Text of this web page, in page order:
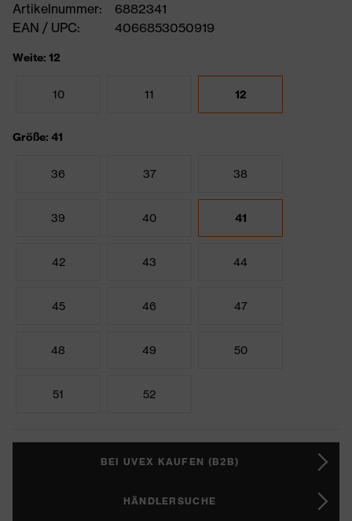
Artikelnummer:
6882341
EAN / UPC:
4066853050919
Weite: 12
10 11 12
Größe: 41
36 37 38
39 40 41
42 43 44
45 46 47
48 49 50
51 52
BEI UVEX KAUFEN (B2B)
HÄNDLERSUCHE